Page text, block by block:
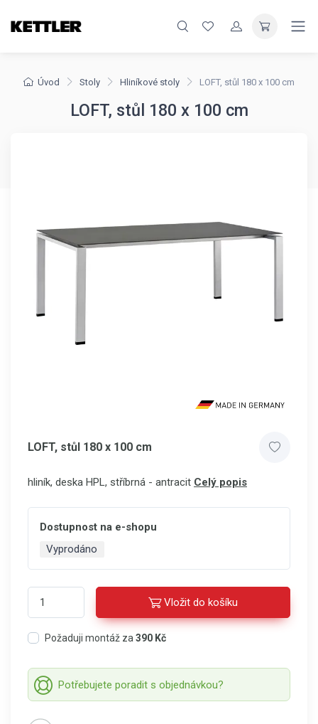
Úvod Stoly Hliníkové stoly LOFT, stůl 180 x 100 cm
LOFT, stůl 180 x 100 cm
LOFT, stůl 180 x 100 cm
hliník, deska HPL, stříbrná - antracit Celý popis
Dostupnost na e-shopu
Vyprodáno
Vložit do košíku
Požaduji montáž za 390 Kč
Potřebujete poradit s objednávkou?